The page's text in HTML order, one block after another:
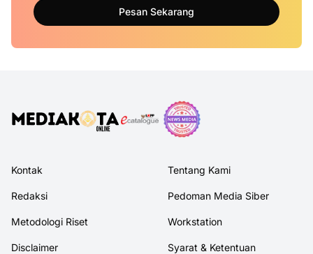
Pesan Sekarang
Kontak Tentang Kami
Redaksi Pedoman Media Siber
Metodologi Riset Workstation
Disclaimer Syarat & Ketentuan